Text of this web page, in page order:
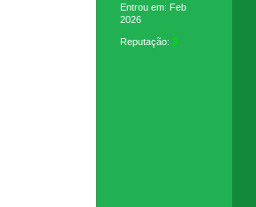
Entrou em: Feb
2026
Reputação:3